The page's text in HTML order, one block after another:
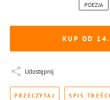
POEZJA
KUP OD
Udostępnij
PRZECZYTAJ SPIS TREŚCI